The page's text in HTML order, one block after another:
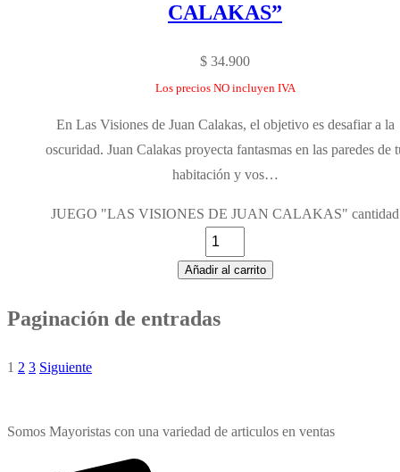
CALAKAS”
$ 34.900
Los precios NO incluyen IVA
En Las Visiones de Juan Calakas, el objetivo es desafiar a la
oscuridad. Juan Calakas proyecta fantasmas en las paredes de
habitación y vos…
JUEGO "LAS VISIONES DE JUAN CALAKAS" cantidad
Añadir al carrito
Paginación de entradas
1 2 3 Siguiente
Somos Mayoristas con una variedad de articulos en ventas